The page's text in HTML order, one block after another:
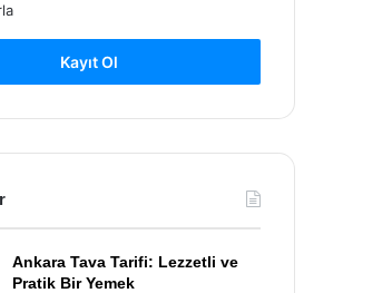
Kayıt Ol
Ankara Tava Tarifi: Lezzetli ve
Pratik Bir Yemek